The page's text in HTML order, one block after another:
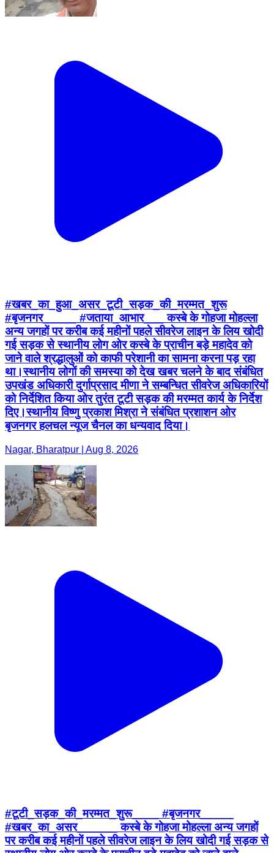
#खबर_का_हुआ_असर_टूटी_सड़क_की_मरम्मत_शुरू
#बृजनगर_____ #जताया_आभार___ कस्बे के गोहजा मोहल्ला
अन्य जगहों पर करीब कई महीनों पहले सीवरेज लाइन के लिय खोदी
गई सड़क से स्थानीय लोग ओर कस्बे के प्राचीन बड़े महादेव को
जाने वाले श्रद्धालुओं को काफी परेशानी का सामना करना पड़ रहा
था।स्थानीय लोगों की समस्या को देख खबर चलने के बाद संबंधित
उपखंड अधिकारी दुर्गाप्रसाद मीणा ने सम्बन्धित सीवरेज अधिकारियों
को निर्देशित किया ओर तुरंत टूटी सड़क की मरम्मत कार्य के निर्देश
दिए।स्थानीय विष्णु प्रकाश मिश्रा ने संबंधित प्रशाशन ओर
बृजनगर हलचल न्यूज चैनल का धन्यवाद दिया।
Nagar, Bharatpur | Aug 8, 2026
#टूटी_सड़क_की_मरम्मत_शुरू____ #बृजनगर_____
#खबर_का_असर______ कस्बे के गोहजा मोहल्ला अन्य जगहों
पर करीब कई महीनों पहले सीवरेज लाइन के लिय खोदी गई सड़क से